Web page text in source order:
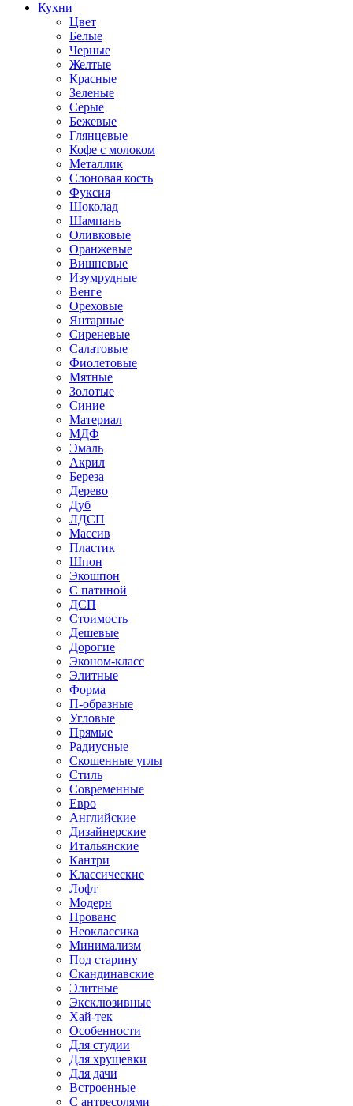
Кухни
Цвет
Белые
Черные
Желтые
Красные
Зеленые
Серые
Бежевые
Глянцевые
Кофе с молоком
Металлик
Слоновая кость
Фуксия
Шоколад
Шампань
Оливковые
Оранжевые
Вишневые
Изумрудные
Венге
Ореховые
Янтарные
Сиреневые
Салатовые
Фиолетовые
Мятные
Золотые
Синие
Материал
МДФ
Эмаль
Акрил
Береза
Дерево
Дуб
ЛДСП
Массив
Пластик
Шпон
Экошпон
С патиной
ДСП
Стоимость
Дешевые
Дорогие
Эконом-класс
Элитные
Форма
П-образные
Угловые
Прямые
Радиусные
Скошенные углы
Стиль
Современные
Евро
Английские
Дизайнерские
Итальянские
Кантри
Классические
Лофт
Модерн
Прованс
Неоклассика
Минимализм
Под старину
Скандинавские
Элитные
Эксклюзивные
Хай-тек
Особенности
Для студии
Для хрущевки
Для дачи
Встроенные
С антресолями